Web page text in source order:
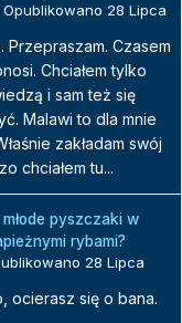
Opublikowano 28 Lipca
Przepraszam. Czasem
Chciałem tylko
i sam też się
Malawi to dla mnie
zakładam swój
chciałem tu...
pyszczaki w
rybami?
28 Lipca
ocierasz się o bana.